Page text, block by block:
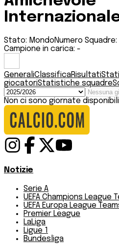
Stato: MondoNumero Squadre:
Campione in carica: -
GeneraliClassificaRisultati
giocatoriStatistiche squadre
Non ci sono giornate
Notizie
Serie A
UEFA Champions League
UEFA Europa League
Premier League
LaLiga
Ligue 1
Bundesliga